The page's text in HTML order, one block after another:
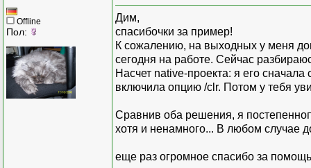
Offline
Пол:
Дим,
спасибочки за пример!
К сожалению, на выходных у меня
сегодня на работе. Сейчас
Насчет native-проекта: я его
включила опцию /clr. Потом у тебя
Сравнив оба решения, я
хотя и ненамного... В любом случае
еще раз огромное спасибо за